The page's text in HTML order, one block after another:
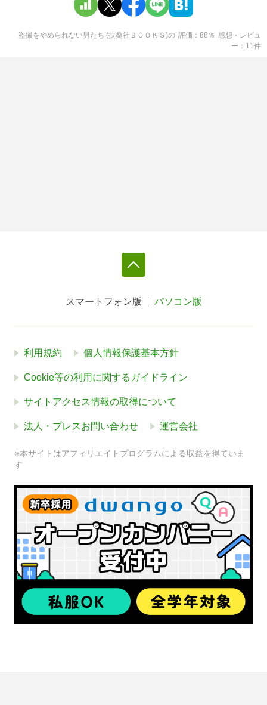
盗撮をやめられない男たち (扶桑社ＢＯＯＫＳ)の 評価 88 ％ 感想・レビュ
ー
11件
スマートフォン版 パソコン版
利用規約 個人情報保護基本方針
Cookie等の利用に関するガイドライン
サイトアクセス情報の取得について
法人・プレスお問い合わせ 運営会社
※本サイトはアフィリエイトプログラムによる収益を得ていま
す